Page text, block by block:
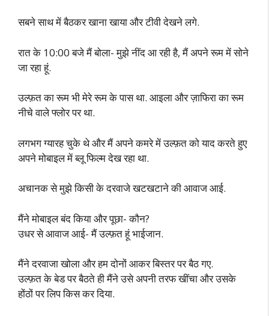
सबने साथ में बैठकर खाना खाया और टीवी देखने लगे.
रात के 10:00 बजे मैं बोला- मुझे नींद आ रही है, मैं अपने रूम में सोने
जा रहा हूं.
उल्फ़त का रूम भी मेरे रूम के पास था. आइला और ज़ाफिरा का रूम
नीचे वाले फ्लोर पर था.
लगभग ग्यारह चुके थे और मैं अपने कमरे में उल्फ़त को याद करते हुए
अपने मोबाइल में ब्लू फिल्म देख रहा था.
अचानक से मुझे किसी के दरवाजे खटखटाने की आवाज आई.
मैंने मोबाइल बंद किया और पूछा- कौन?
उधर से आवाज आई- मैं उल्फ़त हूं भाईजान.
मैंने दरवाजा खोला और हम दोनों आकर बिस्तर पर बैठ गए.
उल्फ़त के बेड पर बैठते ही मैंने उसे अपनी तरफ खींचा और उसके
होंठों पर लिप किस कर दिया.